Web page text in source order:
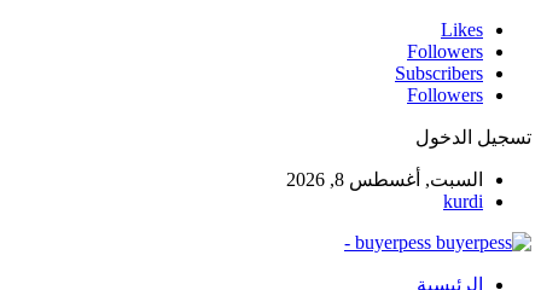
Likes
Followers
Subscribers
Followers
تسجيل الدخول
السبت, أغسطس 8, 2026
kurdi
buyerpess -
الرئيسية